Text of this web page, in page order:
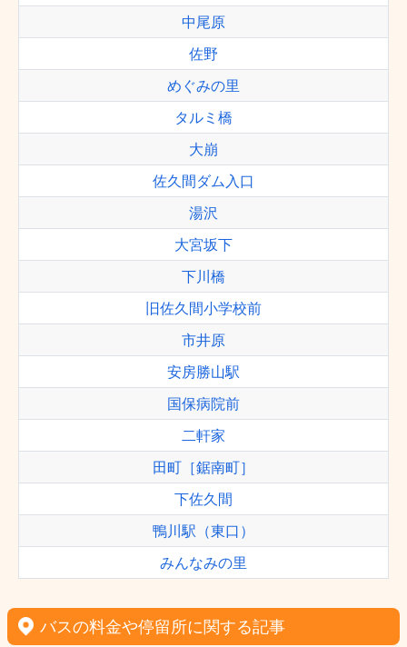
中尾原
佐野
めぐみの里
タルミ橋
大崩
佐久間ダム入口
湯沢
大宮坂下
下川橋
旧佐久間小学校前
市井原
安房勝山駅
国保病院前
二軒家
田町［鋸南町］
下佐久間
鴨川駅（東口）
みんなみの里
バスの料金や停留所に関する記事